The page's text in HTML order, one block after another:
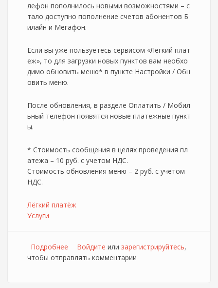
лефон пополнилось новыми возможностями – с
тало доступно пополнение счетов абонентов Б
илайн и Мегафон.
Если вы уже пользуетесь сервисом «Легкий плат
еж», то для загрузки новых пунктов вам необхо
димо обновить меню* в пункте Настройки / Обн
овить меню.
После обновления, в разделе Оплатить / Мобил
ьный телефон появятся новые платежные пункт
ы.
* Стоимость сообщения в целях проведения пл
атежа – 10 руб. с учетом НДС.
Стоимость обновления меню – 2 руб. с учетом
НДС.
Лёгкий платёж
Услуги
Подробнее о МТС позволит пополнять счета других
операторов, с помощью услуги "Лёгкий
Войдите или зарегистрируйтесь,
чтобы отправлять комментарии